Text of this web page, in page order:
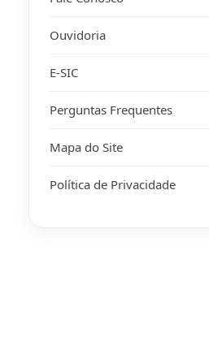
Ouvidoria
E-SIC
Perguntas Frequentes
Mapa do Site
Política de Privacidade